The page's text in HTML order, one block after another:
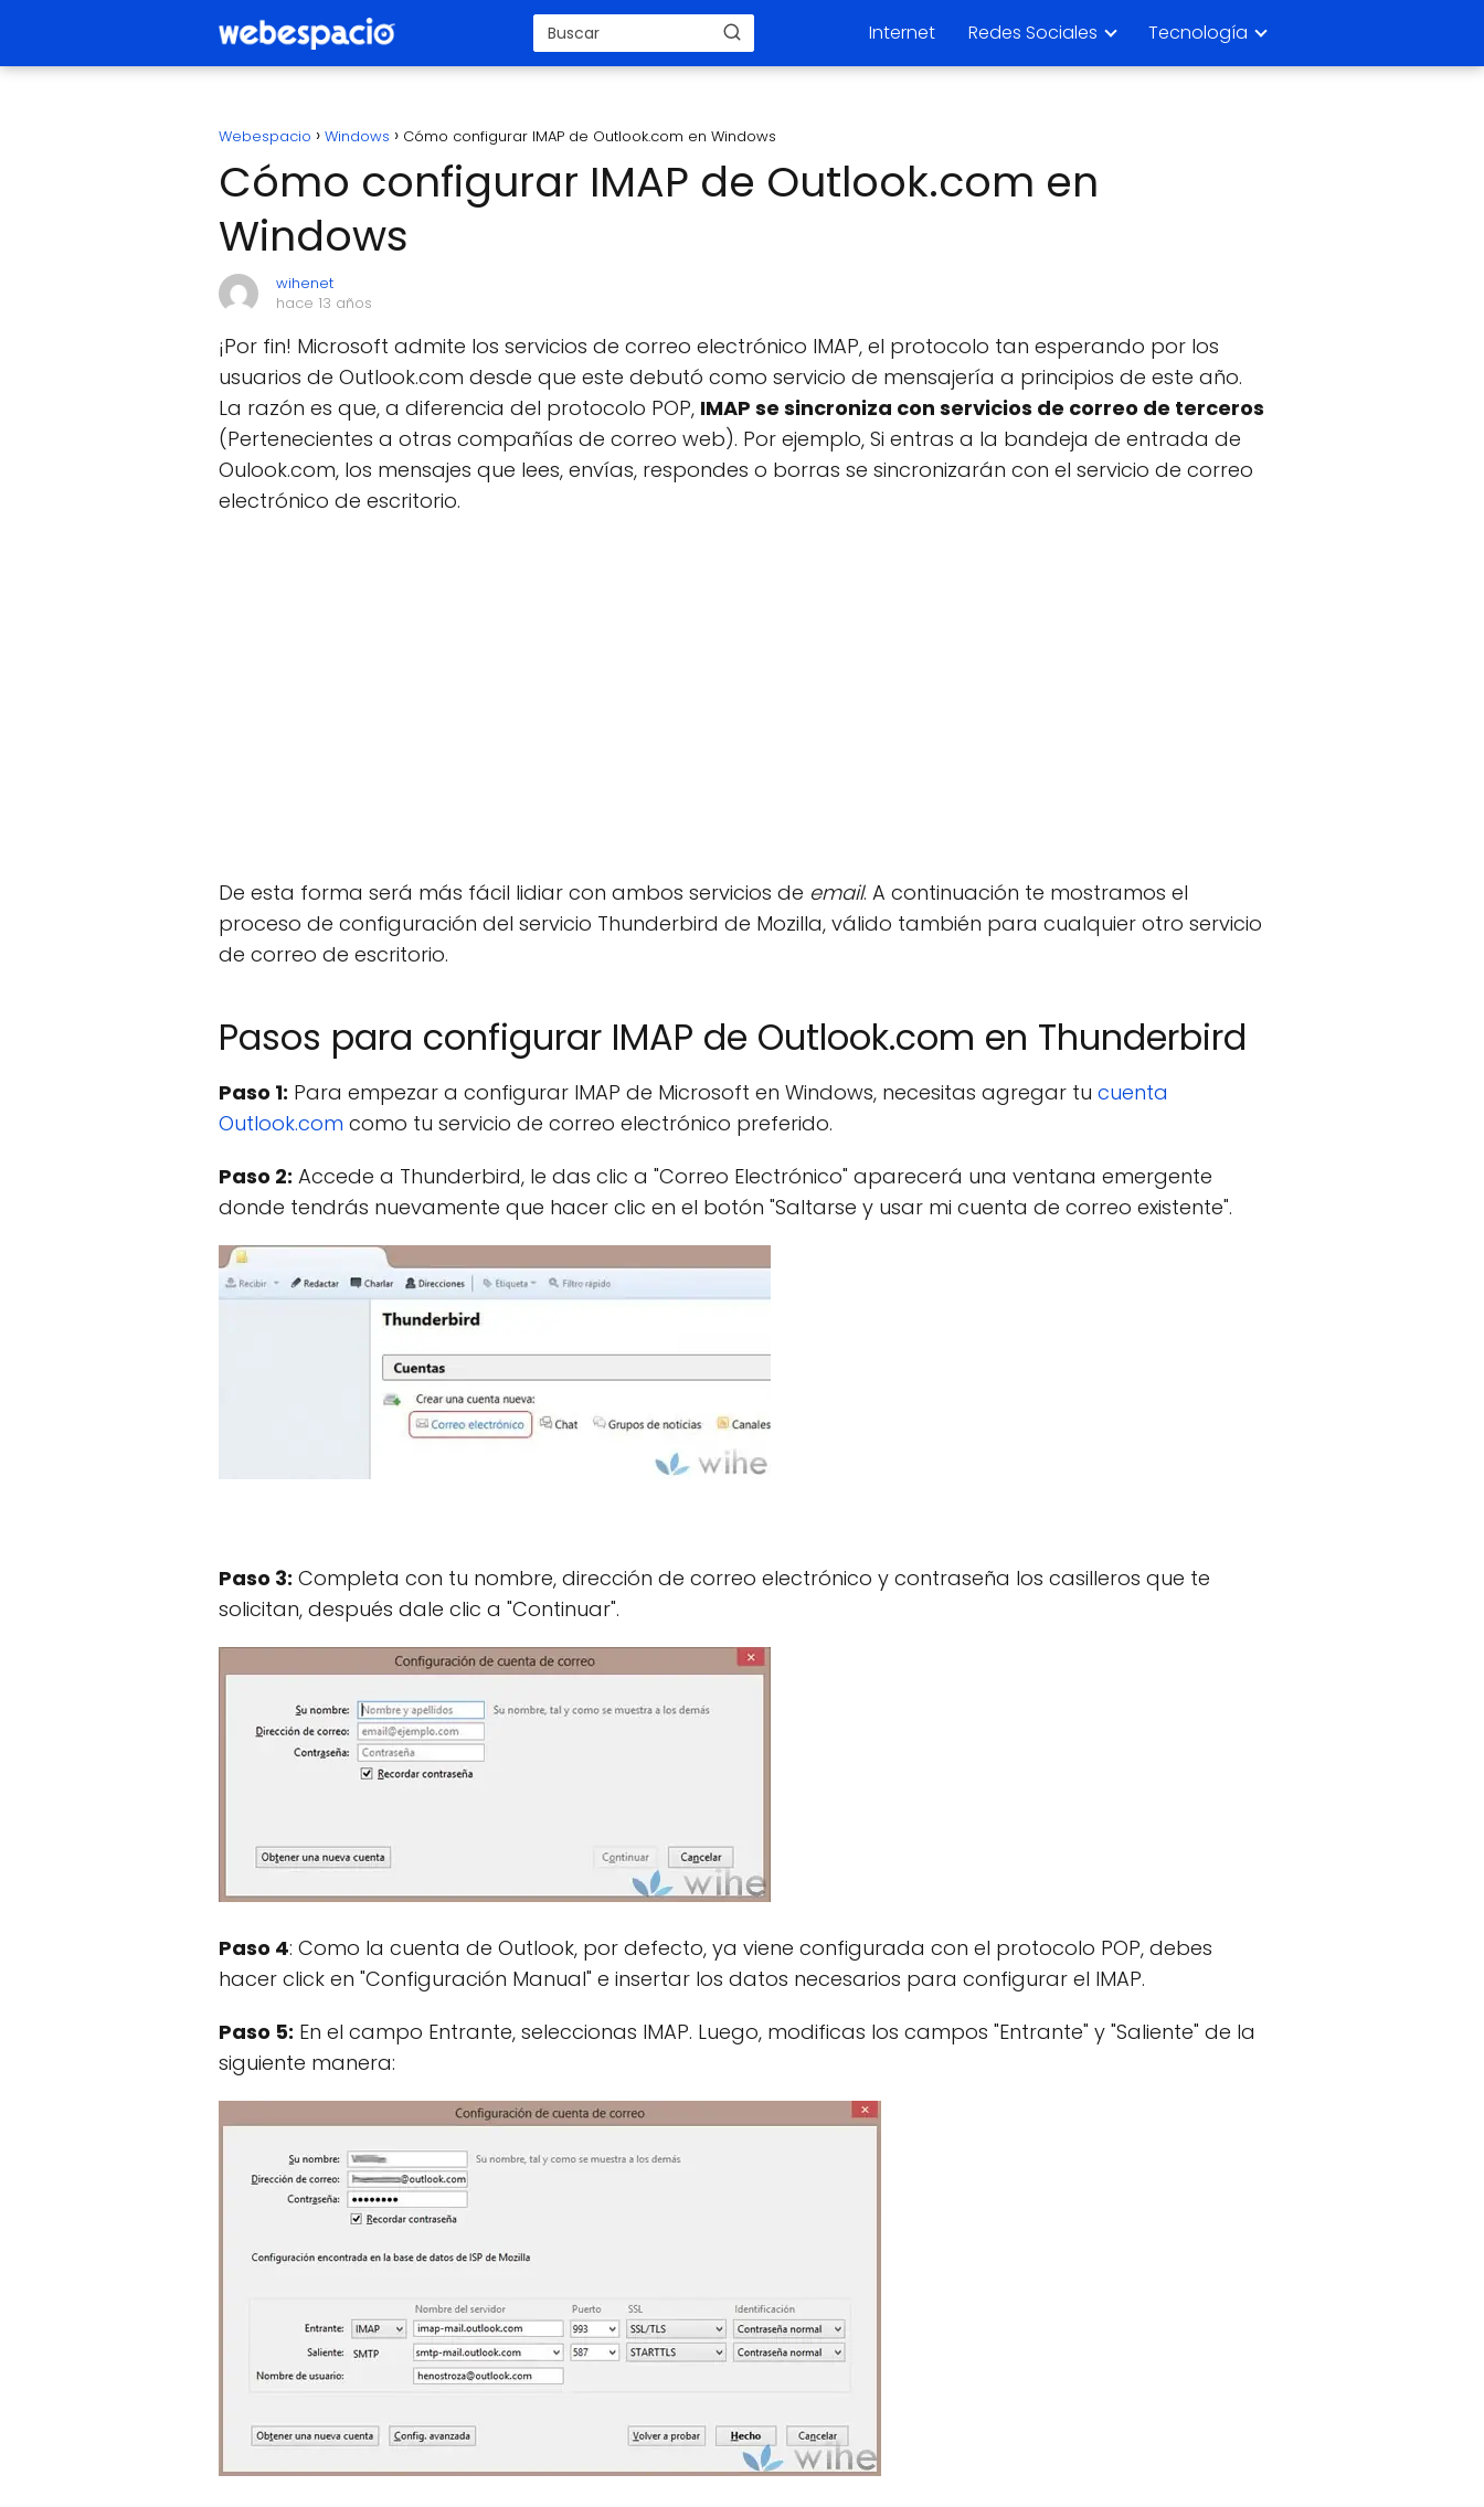
Internet Redes Sociales Tecnología
Webespacio Windows Cómo configurar IMAP de Outlook.com en Windows
Cómo configurar IMAP de Outlook.com en
Windows
wihenet
hace 13 años
¡Por fin! Microsoft admite los servicios de correo electrónico IMAP, el protocolo tan esperando por los
usuarios de Outlook.com desde que este debutó como servicio de mensajería a principios de este año.
La razón es que, a diferencia del protocolo POP, IMAP se sincroniza con servicios de correo de terceros
(Pertenecientes a otras compañías de correo web). Por ejemplo, Si entras a la bandeja de entrada de
Oulook.com, los mensajes que lees, envías, respondes o borras se sincronizarán con el servicio de correo
electrónico de escritorio.
De esta forma será más fácil lidiar con ambos servicios de email. A continuación te mostramos el
proceso de configuración del servicio Thunderbird de Mozilla, válido también para cualquier otro servicio
de correo de escritorio.
Pasos para configurar IMAP de Outlook.com en Thunderbird
Paso 1: Para empezar a configurar IMAP de Microsoft en Windows, necesitas agregar tu cuenta
Outlook.com como tu servicio de correo electrónico preferido.
Paso 2: Accede a Thunderbird, le das clic a "Correo Electrónico" aparecerá una ventana emergente
donde tendrás nuevamente que hacer clic en el botón "Saltarse y usar mi cuenta de correo existente".
Paso 3: Completa con tu nombre, dirección de correo electrónico y contraseña los casilleros que te
solicitan, después dale clic a "Continuar".
Paso 4: Como la cuenta de Outlook, por defecto, ya viene configurada con el protocolo POP, debes
hacer click en "Configuración Manual" e insertar los datos necesarios para configurar el IMAP.
Paso 5: En el campo Entrante, seleccionas IMAP. Luego, modificas los campos "Entrante" y "Saliente" de la
siguiente manera: